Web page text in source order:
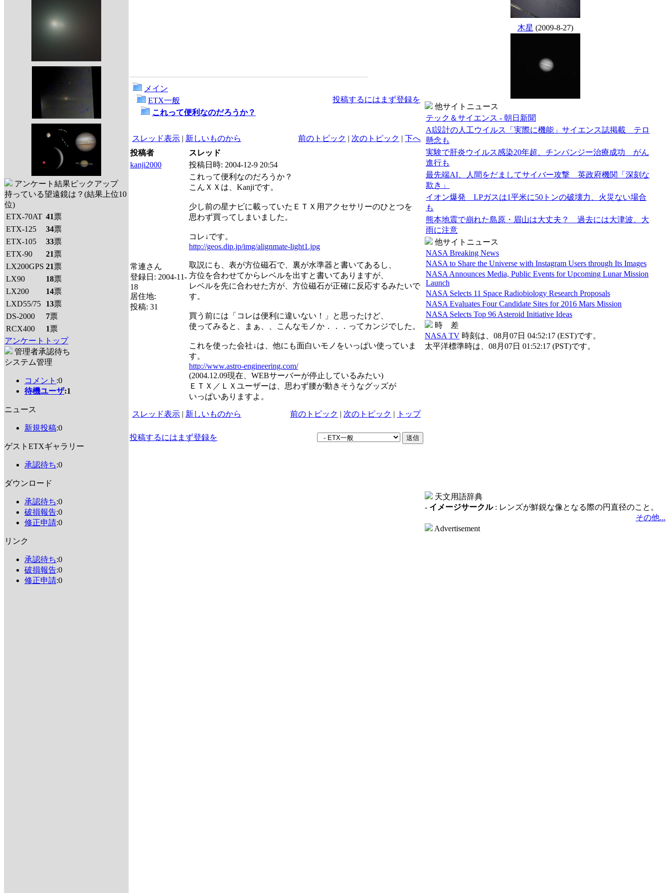
アンケート結果ピックアップ
持っている望遠鏡は？(結果上位10
位)
ETX-70AT 41票
ETX-125
34票
ETX-105
33票
ETX-90
21票
LX200GPS 21票
LX90
18票
LX200
14票
LXD55/75
13票
DS-2000
7票
RCX400
1票
アンケートトップ
管理者承認待ち
システム管理
コメント :0
待機ユーザ:1
ニュース
新規投稿:0
ゲストETXギャラリー
承認待ち:0
ダウンロード
承認待ち:0
破損報告:0
修正申請:0
リンク
承認待ち:0
破損報告:0
修正申請:0
メイン
ETX一般
これって便利なのだろうか？
投稿するにはまず登録を
スレッド表示 | 新しいものから 前のトピック | 次のトピック | 下へ
投稿者
スレッド
kanji2000
投稿日時: 2004-12-9 20:54
常連さん
登録日: 2004-11-
18
居住地:
投稿: 31
これって便利なのだろうか？
こんＸＸは、Kanjiです。
少し前の星ナビに載っていたＥＴＸ用アクセサリーのひとつを
思わず買ってしまいました。
コレ↓です。
http://geos.dip.jp/img/alignmate-light1.jpg
取説にも、表が方位磁石で、裏が水準器と書いてあるし、
方位を合わせてからレベルを出すと書いてありますが、
レベルを先に合わせた方が、方位磁石が正確に反応するみたいで
す。
買う前には「コレは便利に違いない！」と思ったけど、
使ってみると、まぁ、、こんなモノか．．．ってカンジでした。
これを使った会社↓は、他にも面白いモノをいっぱい使っていま
す。
http://www.astro-engineering.com/
(2004.12.09現在、WEBサーバーが停止しているみたい)
ＥＴＸ／ＬＸユーザーは、思わず腰が動きそうなグッズが
いっぱいありますよ。
スレッド表示 | 新しいものから 前のトピック | 次のトピック | トップ
投稿するにはまず登録を
木星 (2009-8-27)
他サイトニュース
テック＆サイエンス - 朝日新聞
AI設計の人工ウイルス「実際に機能」サイエンス誌掲載 テロ
懸念も
実験で肝炎ウイルス感染20年超、チンパンジー治療成功 がん
進行も
最先端AI、人間をだましてサイバー攻撃 英政府機関「深刻な
欺き」
イオン爆発 LPガスは1平米に50トンの破壊力、火災ない場合
も
熊本地震で崩れた島原・眉山は大丈夫？ 過去には大津波、大
雨に注意
他サイトニュース
NASA Breaking News
NASA to Share the Universe with Instagram Users through Its Images
NASA Announces Media, Public Events for Upcoming Lunar Mission
Launch
NASA Selects 11 Space Radiobiology Research Proposals
NASA Evaluates Four Candidate Sites for 2016 Mars Mission
NASA Selects Top 96 Asteroid Initiative Ideas
時 差
NASA TV 時刻は、08月07日 04:52:17 (EST)です。
太平洋標準時は、08月07日 01:52:17 (PST)です。
天文用語辞典
- イメージサークル: レンズが鮮鋭な像となる際の円直径のこと。
その他...
Advertisement